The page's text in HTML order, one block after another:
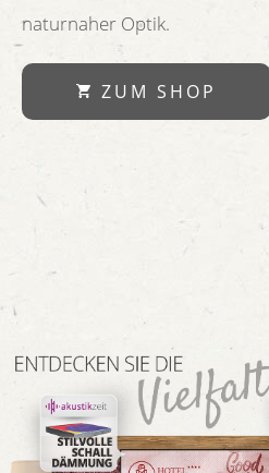
naturnaher Optik.
ZUM SHOP